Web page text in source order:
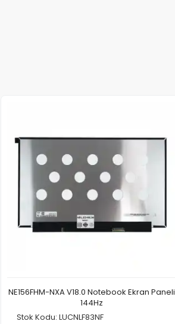
NE156FHM-NXA V18.0 Notebook Ekran Paneli
144Hz
Stok Kodu: LUCNLF83NF